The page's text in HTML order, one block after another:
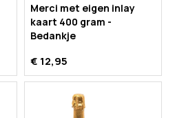
Merci met eigen inlay
kaart 400 gram -
Bedankje
€ 12,95